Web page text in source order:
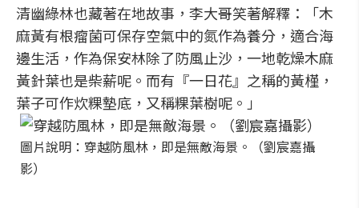
清幽綠林也藏著在地故事，李大哥笑著解釋：「木
麻黃有根瘤菌可保存空氣中的氮作為養分，適合海
邊生活，作為保安林除了防風止沙，一地乾燥木麻
黃針葉也是柴薪呢。而有『一日花』之稱的黃槿，
葉子可作炊粿墊底，又稱粿葉樹呢。」
圖片說明：穿越防風林，即是無敵海景。（劉宸嘉攝
影）